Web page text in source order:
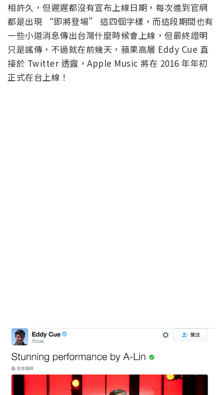
相許久，但遲遲都沒有宣布上線日期，每次進到官網
都是出現 “即將登場” 這四個字樣，而這段期間也有
一些小道消息傳出台灣什麼時候會上線，但最終證明
只是謠傳，不過就在前幾天，蘋果高層 Eddy Cue 直
接於 Twitter 透露，Apple Music 將在 2016 年年初
正式在台上線！